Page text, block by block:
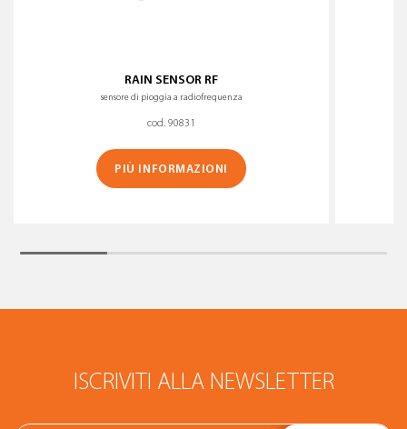
RAIN SENSOR RF
sensore di pioggia a radiofrequenza
cod. 90831
PIÙ INFORMAZIONI
ISCRIVITI ALLA NEWSLETTER